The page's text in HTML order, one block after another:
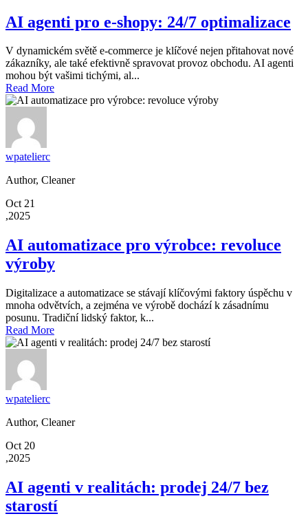
AI agenti pro e-shopy: 24/7 optimalizace
V dynamickém světě e-commerce je klíčové nejen přitahovat nové
zákazníky, ale také efektivně spravovat provoz obchodu. AI agenti
mohou být vašimi tichými, al...
Read More
wpatelierc
Author, Cleaner
Oct 21
,2025
AI automatizace pro výrobce: revoluce
výroby
Digitalizace a automatizace se stávají klíčovými faktory úspěchu v
mnoha odvětvích, a zejména ve výrobě dochází k zásadnímu
posunu. Tradiční lidský faktor, k...
Read More
wpatelierc
Author, Cleaner
Oct 20
,2025
AI agenti v realitách: prodej 24/7 bez
starostí